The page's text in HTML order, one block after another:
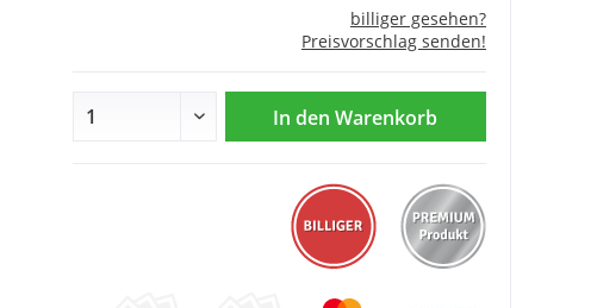
billiger gesehen?
Preisvorschlag senden!
In den Warenkorb